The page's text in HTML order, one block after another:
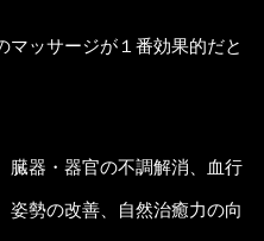
マッサージが１番効果的だと
臓器・器官の不調解消、血行
姿勢の改善、自然治癒力の向